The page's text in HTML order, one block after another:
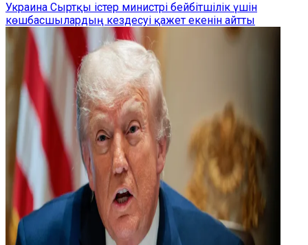
Украина Сыртқы істер министрі бейбітшілік үшін
көшбасшылардың кездесуі қажет екенін айтты